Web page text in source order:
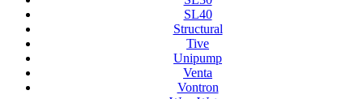
SL40
Structural
Tive
Unipump
Venta
Vontron